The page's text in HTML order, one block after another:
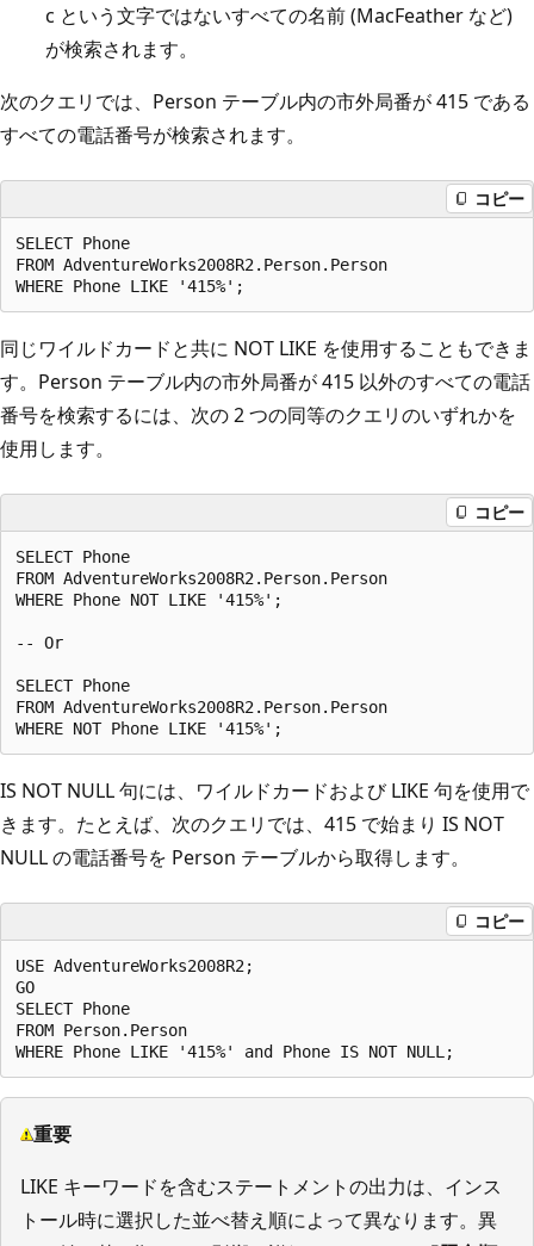
c という文字ではないすべての名前 (MacFeather など)
が検索されます。
次のクエリでは、Person テーブル内の市外局番が 415 である
すべての電話番号が検索されます。
コピー
SELECT Phone
FROM AdventureWorks2008R2.Person.Person
同じワイルドカードと共に NOT LIKE を使用することもできま
す。Person テーブル内の市外局番が 415 以外のすべての電話
番号を検索するには、次の 2 つの同等のクエリのいずれかを
使用します。
コピー
SELECT Phone
FROM AdventureWorks2008R2.Person.Person
WHERE Phone NOT LIKE '415%';
-- Or
SELECT Phone
FROM AdventureWorks2008R2.Person.Person
IS NOT NULL 句には、ワイルドカードおよび LIKE 句を使用で
きます。たとえば、次のクエリでは、415 で始まり IS NOT
NULL の電話番号を Person テーブルから取得します。
コピー
USE AdventureWorks2008R2;
GO
SELECT Phone
FROM Person.Person
重要
LIKE キーワードを含むステートメントの出力は、インス
トール時に選択した並べ替え順によって異なります。異